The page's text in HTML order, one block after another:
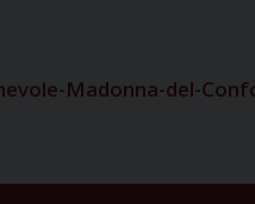
Madonna-del-